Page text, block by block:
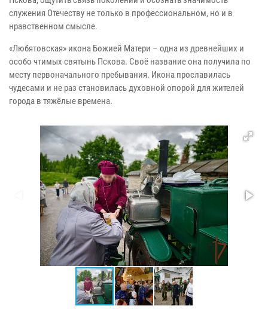
служения Отечеству не только в профессиональном, но и в
нравственном смысле.
«Любятовская» икона Божией Матери – одна из древнейших и
особо чтимых святынь Пскова. Своё название она получила по
месту первоначального пребывания. Икона прославилась
чудесами и не раз становилась духовной опорой для жителей
города в тяжёлые времена.